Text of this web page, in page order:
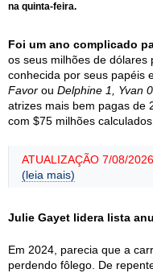
na quinta-feira.
Foi um ano complicado
os seus milhões de dólares
conhecida por seus papéis
Favor ou Delphine 1, Yvan 0
atrizes mais bem pagas de
com $75 milhões
ATUALIZAÇÃO 7/08/
(leia mais)
Julie Gayet lidera lista
Em 2024, parecia que a
perdendo fôlego. De